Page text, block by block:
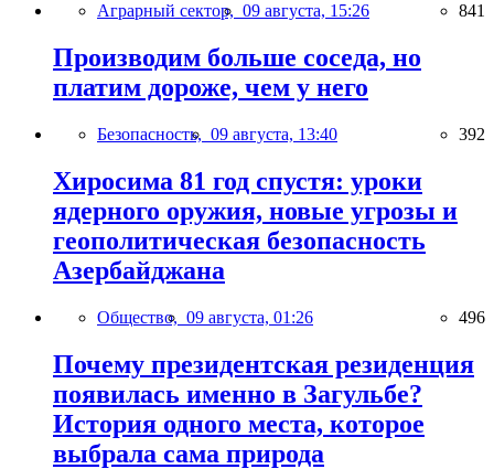
Аграрный сектор, 09 августа, 15:26 841
Производим больше соседа, но
платим дороже, чем у него
Безопасность, 09 августа, 13:40 392
Хиросима 81 год спустя: уроки
ядерного оружия, новые угрозы и
геополитическая безопасность
Азербайджана
Общество, 09 августа, 01:26 496
Почему президентская резиденция
появилась именно в Загульбе?
История одного места, которое
выбрала сама природа